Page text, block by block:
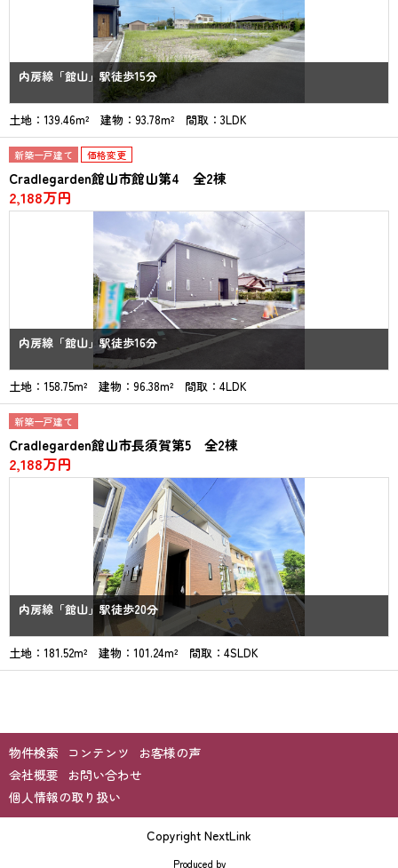
内房線「館山」駅徒歩15分
土地：139.46m² 建物：93.78m² 間取：3LDK
新築一戸建て 価格変更
Cradlegarden館山市館山第4 全2棟
2,188万円
内房線「館山」駅徒歩16分
土地：158.75m² 建物：96.38m² 間取：4LDK
新築一戸建て
Cradlegarden館山市長須賀第5 全2棟
2,188万円
内房線「館山」駅徒歩20分
土地：181.52m² 建物：101.24m² 間取：4SLDK
物件検索 コンテンツ
お客様の声
会社概要
お問い合わせ
個人情報の取り扱い
Copyright NextLink
Produced by